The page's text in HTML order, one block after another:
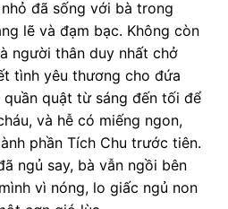
đã sống với bà trong
lẽ và đạm bạc. Không còn
người thân duy nhất chở
tình yêu thương cho đứa
quần quật từ sáng đến tối để
và hễ có miếng ngon,
phần Tích Chu trước tiên.
ngủ say, bà vẫn ngồi bên
vì nóng, lo giấc ngủ non